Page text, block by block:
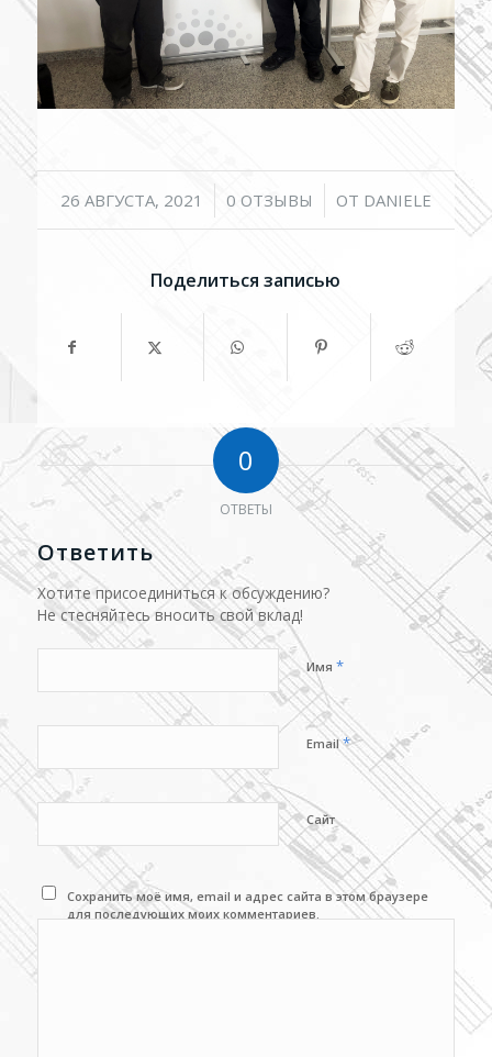
26 АВГУСТА, 2021
/ 0 ОТЗЫВЫ
/ ОТ DANIELE
Поделиться записью
0
ОТВЕТЫ
Ответить
Хотите присоединиться к обсуждению?
Не стесняйтесь вносить свой вклад!
Имя *
Email*
Сайт
Сохранить моё имя, email и адрес сайта в этом браузере
для последующих моих комментариев.